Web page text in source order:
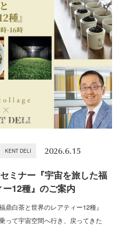
KENT DELI 2026.6.15
ミナー『宇宙を旅した福
12種』のご案内
白茶と世界のレアティー12種』
て宇宙空間へ行き、戻ってきた